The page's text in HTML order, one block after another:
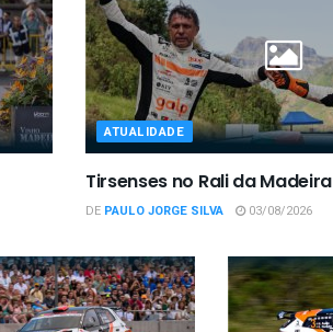
ATUALIDADE
Tirsenses no Rali da Madeira
DE PAULO JORGE SILVA 03/08/2026